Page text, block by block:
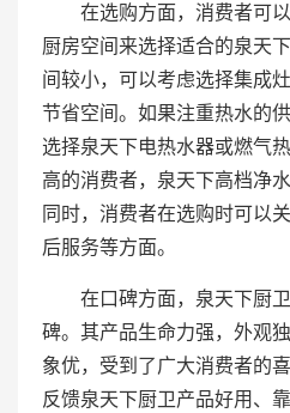
在选购方面，消费者可
厨房空间来选择适合的泉天
间较小，可以考虑选择集成
节省空间。如果注重热水的
选择泉天下电热水器或燃气
高的消费者，泉天下高档净
同时，消费者在选购时可以
后服务等方面。
在口碑方面，泉天下厨
碑。其产品生命力强，外观
象优，受到了广大消费者的
反馈泉天下厨卫产品好用、